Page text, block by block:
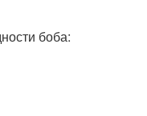
боба: